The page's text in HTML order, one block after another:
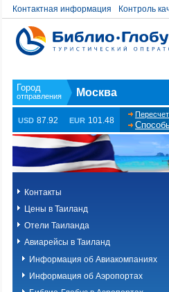
Контактная информация Контроль
Москва
USD 87.92 EUR 101.48
Контакты
Цены в Таиланд
Отели Таиланда
Авиарейсы в Таиланд
Информация об Авиакомпаниях
Информация об Аэропортах